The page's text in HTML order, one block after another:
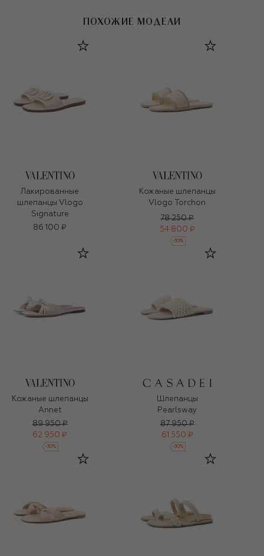
ПОХОЖИЕ МОДЕЛИ
Лакированные
шлепанцы Vlogo
Signature
86 100 ₽
Кожаные шлепанцы
Vlogo Torchon
78 250 ₽
54 800 ₽
-30%
Кожаные шлепанцы
Annet
89 950 ₽
62 950 ₽
-30%
Шлепанцы
Pearlsway
87 950 ₽
61 550 ₽
-30%